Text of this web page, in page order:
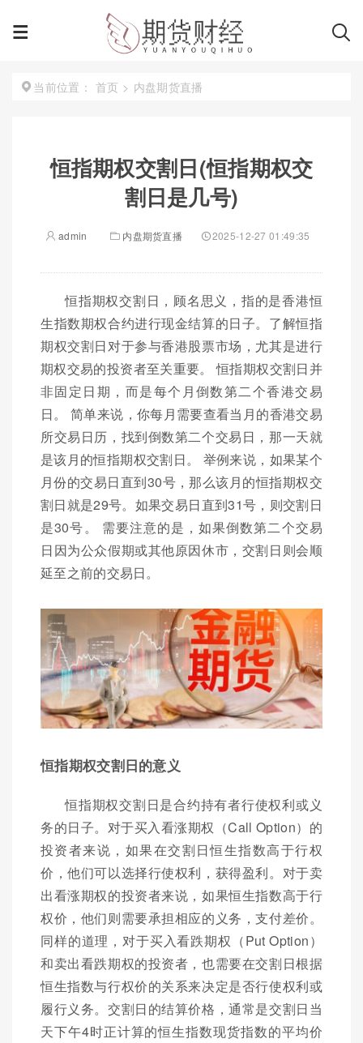
当前位置： 首页 > 内盘期货直播
恒指期权交割日(恒指期权交
割日是几号)
admin 内盘期货直播 2025-12-27 01:49:35
恒指期权交割日，顾名思义，指的是香港恒
生指数期权合约进行现金结算的日子。了解恒指
期权交割日对于参与香港股票市场，尤其是进行
期权交易的投资者至关重要。 恒指期权交割日并
非固定日期，而是每个月倒数第二个香港交易
日。 简单来说，你每月需要查看当月的香港交易
所交易日历，找到倒数第二个交易日，那一天就
是该月的恒指期权交割日。 举例来说，如果某个
月份的交易日直到30号，那么该月的恒指期权交
割日就是29号。如果交易日直到31号，则交割日
是30号。 需要注意的是，如果倒数第二个交易
日因为公众假期或其他原因休市，交割日则会顺
延至之前的交易日。
恒指期权交割日的意义
恒指期权交割日是合约持有者行使权利或义
务的日子。对于买入看涨期权（Call Option）的
投资者来说，如果在交割日恒生指数高于行权
价，他们可以选择行使权利，获得盈利。对于卖
出看涨期权的投资者来说，如果恒生指数高于行
权价，他们则需要承担相应的义务，支付差价。
同样的道理，对于买入看跌期权（Put Option）
和卖出看跌期权的投资者，也需要在交割日根据
恒生指数与行权价的关系来决定是否行使权利或
履行义务。交割日的结算价格，通常是交割日当
天下午4时正计算的恒生指数现货指数的平均价